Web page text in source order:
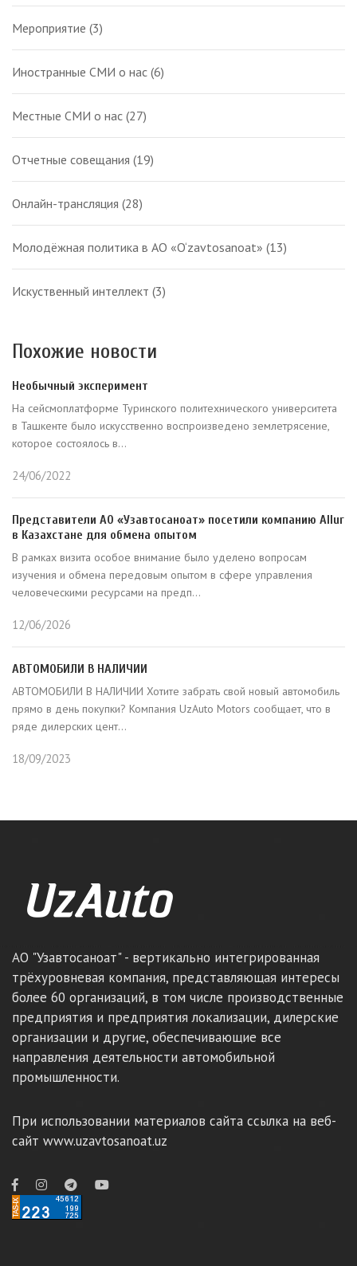
Мероприятие (3)
Иностранные СМИ о нас (6)
Местные СМИ о нас (27)
Отчетные совещания (19)
Онлайн-трансляция (28)
Молодёжная политика в АО «O‘zavtosanoat» (13)
Искуственный интеллект (3)
Похожие новости
Необычный эксперимент
На сейсмоплатформе Туринского политехнического университета
в Ташкенте было искусственно воспроизведено землетрясение,
которое состоялось в...
24/06/2022
Представители АО «Узавтосаноат» посетили компанию Allur
в Казахстане для обмена опытом
В рамках визита особое внимание было уделено вопросам
изучения и обмена передовым опытом в сфере управления
человеческими ресурсами на предп...
12/06/2026
АВТОМОБИЛИ В НАЛИЧИИ
АВТОМОБИЛИ В НАЛИЧИИ Хотите забрать свой новый автомобиль
прямо в день покупки? Компания UzAuto Motors сообщает, что в
ряде дилерских цент...
18/09/2023
АО "Узавтосаноат" - вертикально интегрированная
трёхуровневая компания, представляющая интересы
более 60 организаций, в том числе производственные
предприятия и предприятия локализации, дилерские
организации и другие, обеспечивающие все
направления деятельности автомобильной
промышленности.
При использовании материалов сайта ссылка на веб-
сайт www.uzavtosanoat.uz